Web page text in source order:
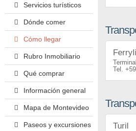
Servicios turísticos
Dónde comer
Cómo llegar
Rubro Inmobiliario
Qué comprar
Información general
Mapa de Montevideo
Paseos y excursiones Turil